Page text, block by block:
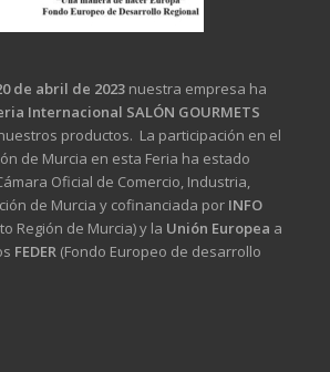
de abril de 2023nuestra empresa ha
Internacional SALÓN GOURMETS
productos. La participación en el
de Murcia en esta Feria ha estado
Oficial de Comercio, Industria,
de Murcia y cofinanciada por INFO
Región de Murcia) y la Unión Europea a
FEDER(Fondo Europeo de desarrollo